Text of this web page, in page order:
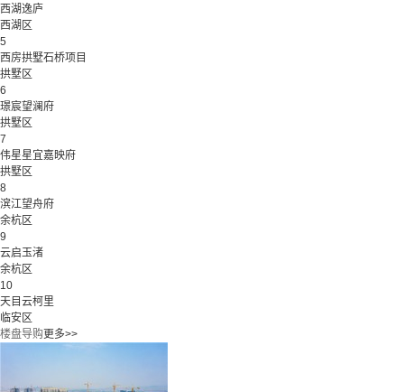
西湖逸庐
西湖区
5
西房拱墅石桥项目
拱墅区
6
璟宸望澜府
拱墅区
7
伟星星宜嘉映府
拱墅区
8
滨江望舟府
余杭区
9
云启玉渚
余杭区
10
天目云柯里
临安区
楼盘导购更多>>